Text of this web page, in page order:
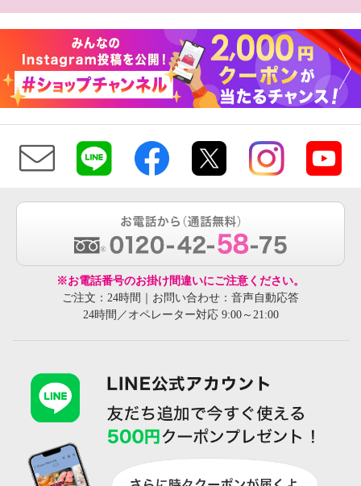
※お電話番号のお掛け間違いにご注意ください。
ご注文：24時間｜お問い合わせ：音声自動応答
24時間／オペレーター対応 9:00～21:00